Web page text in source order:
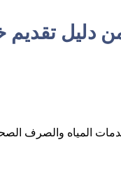
دليل